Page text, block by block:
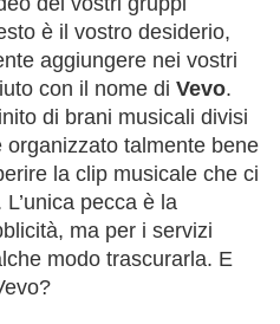
è il vostro desiderio,
aggiungere nei vostri
con il nome di Vevo.
di brani musicali divisi
talmente bene
la clip musicale che ci
pecca è la
ma per i servizi
modo trascurarla. E